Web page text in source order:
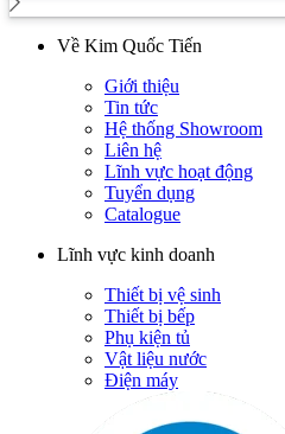
Về Kim Quốc Tiến
Giới thiệu
Tin tức
Hệ thống Showroom
Liên hệ
Lĩnh vực hoạt động
Tuyển dụng
Catalogue
Lĩnh vực kinh doanh
Thiết bị vệ sinh
Thiết bị bếp
Phụ kiện tủ
Vật liệu nước
Điện máy